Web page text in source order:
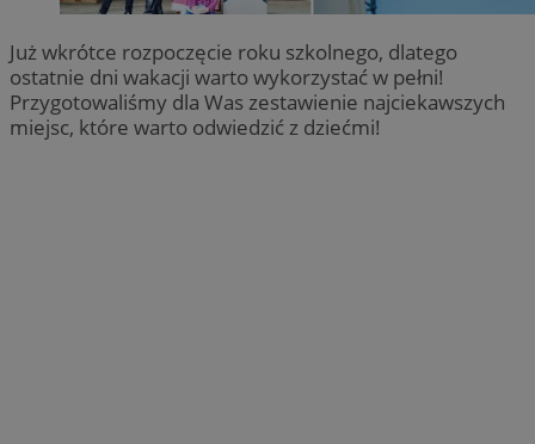
Już wkrótce rozpoczęcie roku szkolnego, dlatego
ostatnie dni wakacji warto wykorzystać w pełni!
Przygotowaliśmy dla Was zestawienie najciekawszych
miejsc, które warto odwiedzić z dziećmi!